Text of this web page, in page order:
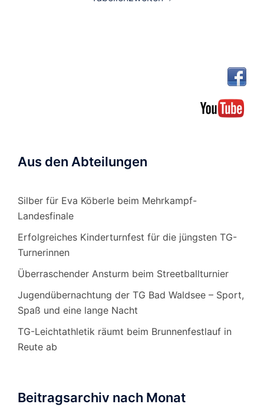
Aus den Abteilungen
Silber für Eva Köberle beim Mehrkampf-
Landesfinale
Erfolgreiches Kinderturnfest für die jüngsten TG-
Turnerinnen
Überraschender Ansturm beim Streetballturnier
Jugendübernachtung der TG Bad Waldsee – Sport,
Spaß und eine lange Nacht
TG-Leichtathletik räumt beim Brunnenfestlauf in
Reute ab
Beitragsarchiv nach Monat